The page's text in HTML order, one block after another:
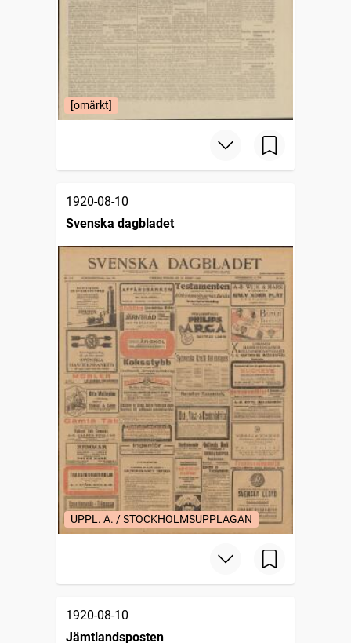
[omärkt]
1920-08-10
Svenska dagbladet
UPPL. A. / STOCKHOLMSUPPLAGAN
1920-08-10
Jämtlandsposten